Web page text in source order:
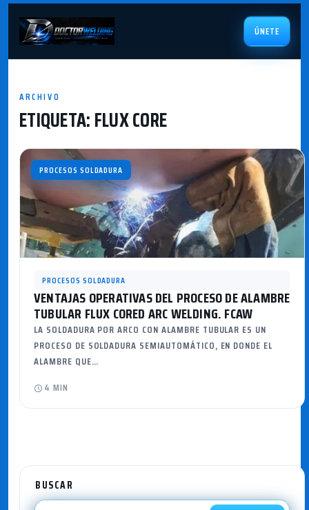
ÚNETE
ARCHIVO
ETIQUETA:FLUX CORE
PROCESOS SOLDADURA
PROCESOS SOLDADURA
VENTAJAS OPERATIVAS DEL PROCESO DE ALAMBRE
TUBULAR FLUX CORED ARC WELDING. FCAW
LA SOLDADURA POR ARCO CON ALAMBRE TUBULAR ES UN
PROCESO DE SOLDADURA SEMIAUTOMÁTICO, EN DONDE EL
ALAMBRE QUE…
4 MIN
BUSCAR